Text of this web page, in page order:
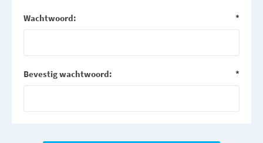
Wachtwoord: *
Bevestig wachtwoord: *